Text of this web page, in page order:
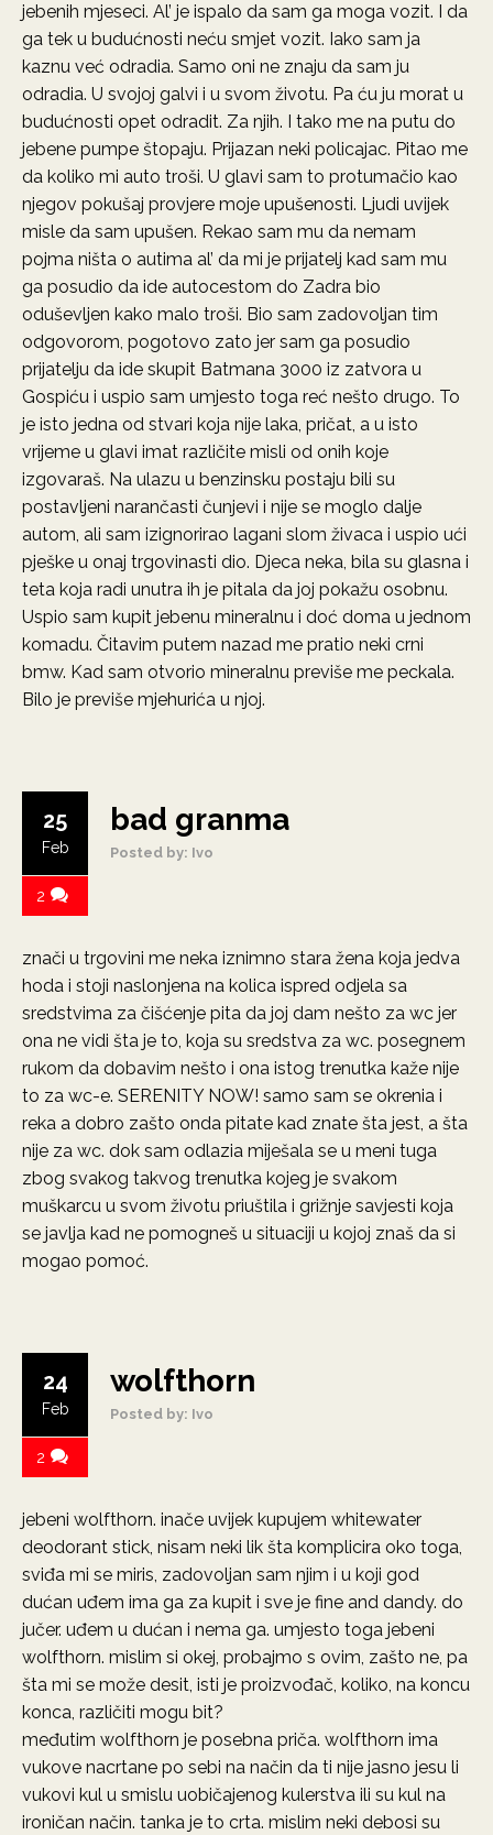
jebenih mjeseci. Al’ je ispalo da sam ga moga vozit. I da
ga tek u budućnosti neću smjet vozit. Iako sam ja
kaznu već odradia. Samo oni ne znaju da sam ju
odradia. U svojoj galvi i u svom životu. Pa ću ju morat u
budućnosti opet odradit. Za njih. I tako me na putu do
jebene pumpe štopaju. Prijazan neki policajac. Pitao me
da koliko mi auto troši. U glavi sam to protumačio kao
njegov pokušaj provjere moje upušenosti. Ljudi uvijek
misle da sam upušen. Rekao sam mu da nemam
pojma ništa o autima al’ da mi je prijatelj kad sam mu
ga posudio da ide autocestom do Zadra bio
oduševljen kako malo troši. Bio sam zadovoljan tim
odgovorom, pogotovo zato jer sam ga posudio
prijatelju da ide skupit Batmana 3000 iz zatvora u
Gospiću i uspio sam umjesto toga reć nešto drugo. To
je isto jedna od stvari koja nije laka, pričat, a u isto
vrijeme u glavi imat različite misli od onih koje
izgovaraš. Na ulazu u benzinsku postaju bili su
postavljeni narančasti čunjevi i nije se moglo dalje
autom, ali sam izignorirao lagani slom živaca i uspio ući
pješke u onaj trgovinasti dio. Djeca neka, bila su glasna i
teta koja radi unutra ih je pitala da joj pokažu osobnu.
Uspio sam kupit jebenu mineralnu i doć doma u jednom
komadu. Čitavim putem nazad me pratio neki crni
bmw. Kad sam otvorio mineralnu previše me peckala.
Bilo je previše mjehurića u njoj.
bad granma
Posted by: Ivo
25
Feb
2
znači u trgovini me neka iznimno stara žena koja jedva
hoda i stoji naslonjena na kolica ispred odjela sa
sredstvima za čišćenje pita da joj dam nešto za wc jer
ona ne vidi šta je to, koja su sredstva za wc. posegnem
rukom da dobavim nešto i ona istog trenutka kaže nije
to za wc-e. SERENITY NOW! samo sam se okrenia i
reka a dobro zašto onda pitate kad znate šta jest, a šta
nije za wc. dok sam odlazia miješala se u meni tuga
zbog svakog takvog trenutka kojeg je svakom
muškarcu u svom životu priuštila i grižnje savjesti koja
se javlja kad ne pomogneš u situaciji u kojoj znaš da si
mogao pomoć.
wolfthorn
Posted by: Ivo
24
Feb
2
jebeni wolfthorn. inače uvijek kupujem whitewater
deodorant stick, nisam neki lik šta komplicira oko toga,
sviđa mi se miris, zadovoljan sam njim i u koji god
dućan uđem ima ga za kupit i sve je fine and dandy. do
jučer. uđem u dućan i nema ga. umjesto toga jebeni
wolfthorn. mislim si okej, probajmo s ovim, zašto ne, pa
šta mi se može desit, isti je proizvođač, koliko, na koncu
konca, različiti mogu bit?
međutim wolfthorn je posebna priča. wolfthorn ima
vukove nacrtane po sebi na način da ti nije jasno jesu li
vukovi kul u smislu uobičajenog kulerstva ili su kul na
ironičan način. tanka je to crta. mislim neki debosi su